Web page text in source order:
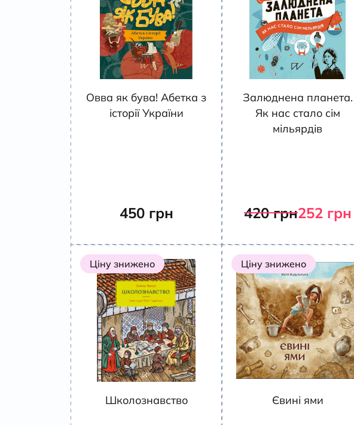
Овва як бува! Абетка з
історії України
450 грн
Залюднена планета.
Як нас стало сім
мільярдів
420грн252 грн
Ціну знижено
Школознавство
Ціну знижено
Євині ями